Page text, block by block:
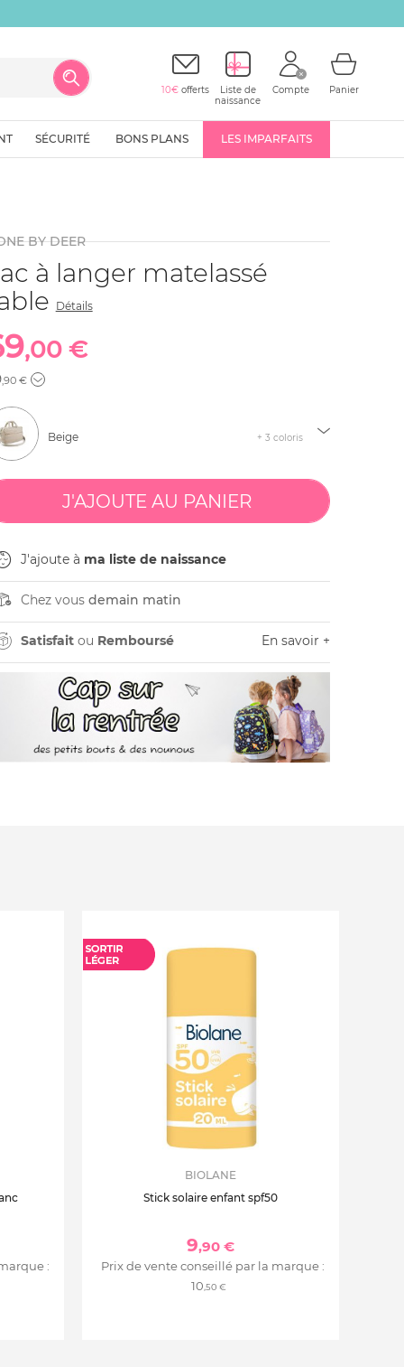
10€ offerts
Liste de
naissance
Compte Panier
SÉCURITÉ BONS PLANS LES IMPARFAITS
BY DEER
à langer matelassé
Détails
,00 €
,90 €
Beige + 3 coloris
J'ajoute à ma liste de naissance
Chez vous demain matin
Satisfaitou Remboursé En savoir +
:
BIOLANE
Stick solaire enfant spf50
9,90 €
Prix de vente conseillé par la marque :
10 ,50 €